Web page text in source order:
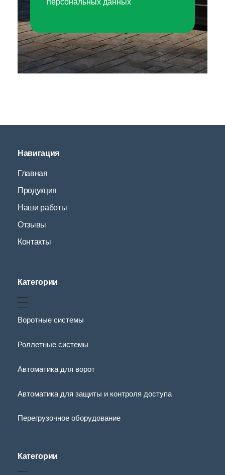
персональных данных
Навигация
Главная
Продукция
Наши работы
Отзывы
Контакты
Категории
Воротные системы
Роллетные системы
Автоматика для ворот
Автоматика для защиты и контроля доступа
Перегрузочное оборудование
Категории